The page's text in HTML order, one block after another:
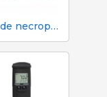
Kit de necropsia e dissecção 333 - 7 instrumentos